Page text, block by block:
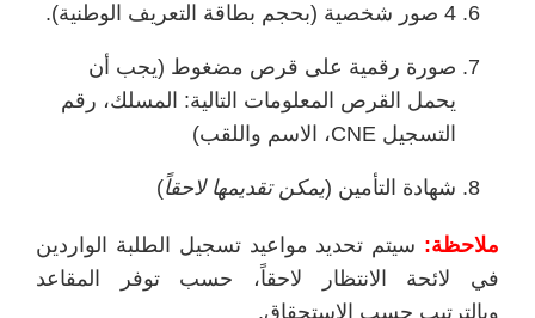
4 صور شخصية (بحجم بطاقة التعريف الوطنية).
صورة رقمية على قرص مضغوط (يجب أن
يحمل القرص المعلومات التالية: المسلك، رقم
التسجيل CNE، الاسم واللقب)
شهادة التأمين (يمكن تقديمها لاحقاً)
ملاحظة: سيتم تحديد مواعيد تسجيل الطلبة الواردين
في لائحة الانتظار لاحقاً، حسب توفر المقاعد
وبالترتيب حسب الاستحقاق.